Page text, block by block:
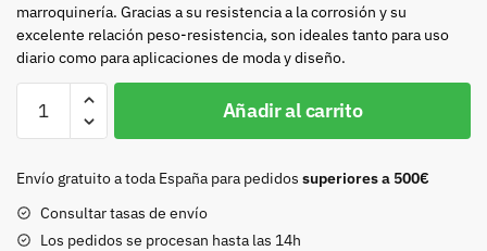
marroquinería. Gracias a su resistencia a la corrosión y su
excelente relación peso-resistencia, son ideales tanto para uso
diario como para aplicaciones de moda y diseño.
doble
niquel
cantidad
Añadir al carrito
Envío gratuito a toda España para pedidos superiores a 500€
Consultar tasas de envío
Los pedidos se procesan hasta las 14h